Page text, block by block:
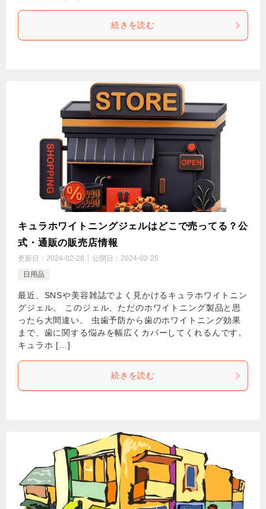
続きを読む
キュラホワイトニングジェルはどこで売ってる？公
式・通販の販売店情報
更新日： 2024-02-28 公開日： 2024-02-25
日用品
最近、SNSや美容雑誌でよく見かけるキュラホワイトニン
グジェル。 このジェル、ただのホワイトニング製品と思
ったら大間違い。 虫歯予防から歯のホワイトニング効果
まで、歯に関する悩みを幅広くカバーしてくれるんです。
キュラホ […]
続きを読む